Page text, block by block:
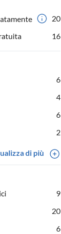
20
16
6
4
6
2
di più
9
20
6